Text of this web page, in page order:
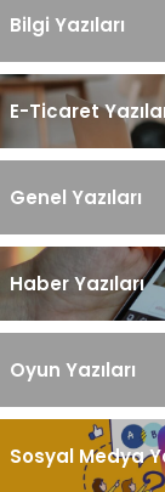
Bilgi Yazıları
E-Ticaret
Genel Yazıları
Haber Yazıları
Oyun Yazıları
Sosyal Medya